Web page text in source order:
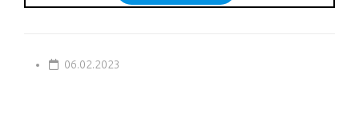
06.02.2023